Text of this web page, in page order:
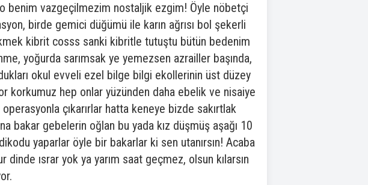
o benim vazgeçilmezim nostaljik ezgim! Öyle nöbetçi
birde gemici düğümü ile karın ağrısı bol şekerli
kibrit cosss sanki kibritle tutuştu bütün bedenim
yoğurda sarımsak ye yemezsen azrailler başında,
okul evveli ezel bilge bilgi ekollerinin üst düzey
hep onlar yüzünden daha ebelik ve nisaiye
çıkarırlar hatta keneye bizde sakırtlak
bakar gebelerin oğlan bu yada kız düşmüş aşağı 10
yaparlar öyle bir bakarlar ki sen utanırsın! Acaba
dinde ısrar yok ya yarım saat geçmez, olsun kılarsın